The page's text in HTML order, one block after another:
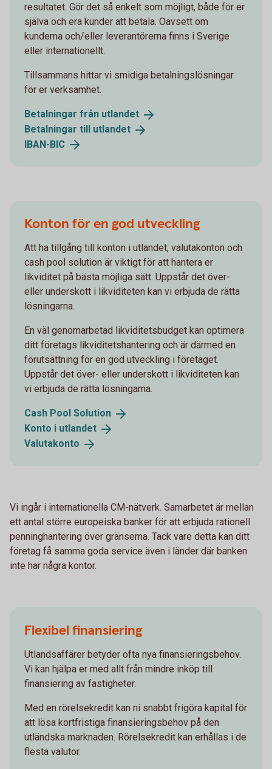
resultatet. Gör det så enkelt som möjligt, både för er
själva och era kunder att betala. Oavsett om
kunderna och/eller leverantörerna finns i Sverige
eller internationellt.
Tillsammans hittar vi smidiga betalningslösningar
för er verksamhet.
Betalningar från utlandet
Betalningar till utlandet
IBAN-BIC
Konton för en god utveckling
Att ha tillgång till konton i utlandet, valutakonton och
cash pool solution är viktigt för att hantera er
likviditet på bästa möjliga sätt. Uppstår det över-
eller underskott i likviditeten kan vi erbjuda de rätta
lösningarna.
En väl genomarbetad likviditetsbudget kan optimera
ditt företags likviditetshantering och är därmed en
förutsättning för en god utveckling i företaget.
Uppstår det över- eller underskott i likviditeten kan
vi erbjuda de rätta lösningarna.
Cash Pool Solution
Konto i utlandet
Valutakonto
Vi ingår i internationella CM-nätverk. Samarbetet är mellan
ett antal större europeiska banker för att erbjuda rationell
penninghantering över gränserna. Tack vare detta kan ditt
företag få samma goda service även i länder där banken
inte har några kontor.
Flexibel finansiering
Utlandsaffärer betyder ofta nya finansieringsbehov.
Vi kan hjälpa er med allt från mindre inköp till
finansiering av fastigheter.
Med en rörelsekredit kan ni snabbt frigöra kapital för
att lösa kortfristiga finansieringsbehov på den
utländska marknaden. Rörelsekredit kan erhållas i de
flesta valutor.